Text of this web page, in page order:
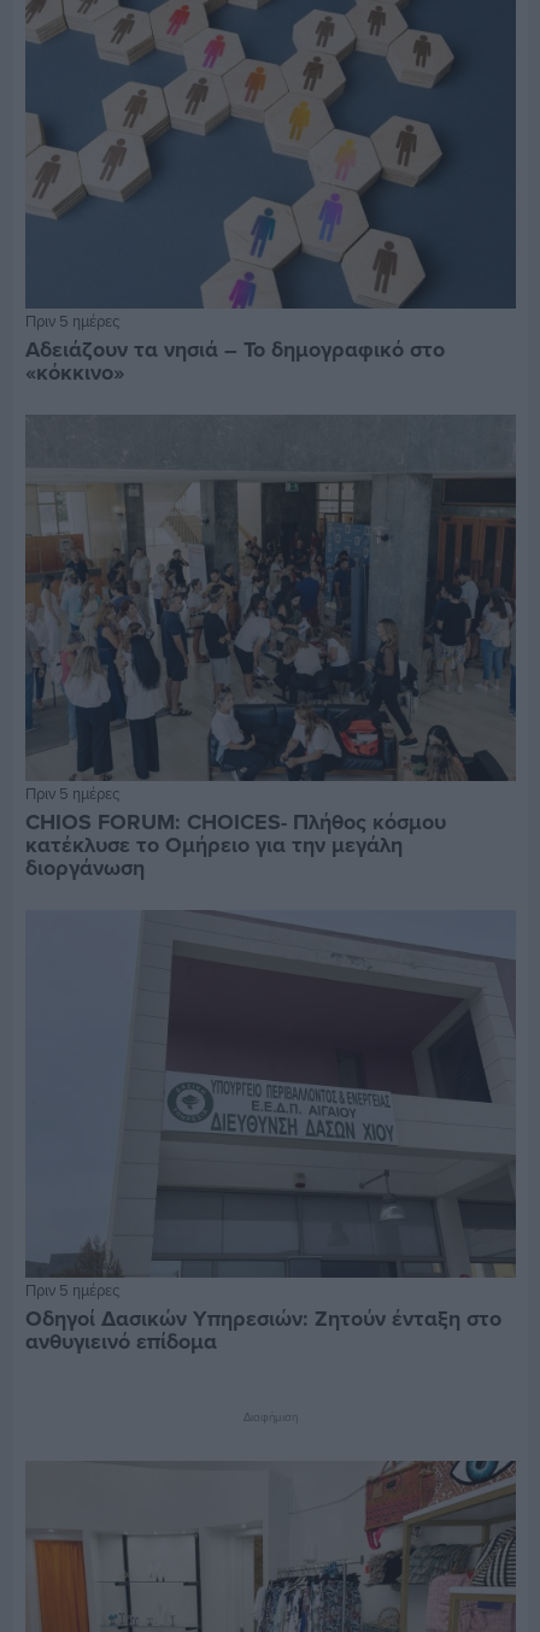
Πριν 5 ημέρες
Αδειάζουν τα νησιά – Το δημογραφικό στο
«κόκκινο»
Πριν 5 ημέρες
CHIOS FORUM: CHOICES- Πλήθος κόσμου
κατέκλυσε το Ομήρειο για την μεγάλη
διοργάνωση
Πριν 5 ημέρες
Οδηγοί Δασικών Υπηρεσιών: Ζητούν ένταξη στο
ανθυγιεινό επίδομα
Διαφήμιση